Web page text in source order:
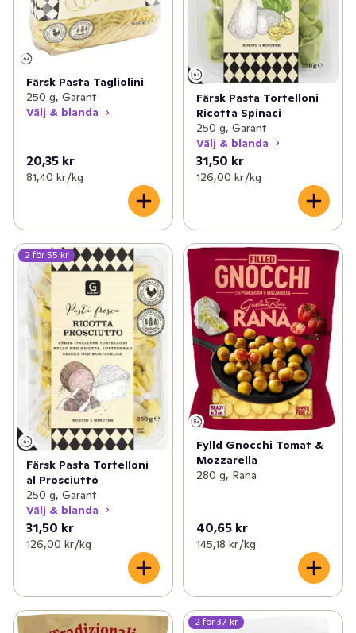
Färsk Pasta Tagliolini
250 g, Garant
Välj & blanda
20,35 kr
81,40 kr /kg
Färsk Pasta Tortelloni
Ricotta Spinaci
250 g, Garant
Välj & blanda
31,50 kr
126,00 kr /kg
2 för 55 kr
Färsk Pasta Tortelloni
al Prosciutto
250 g, Garant
Välj & blanda
31,50 kr
126,00 kr /kg
Fylld Gnocchi Tomat &
Mozzarella
280 g, Rana
40,65 kr
145,18 kr /kg
2 för 37 kr